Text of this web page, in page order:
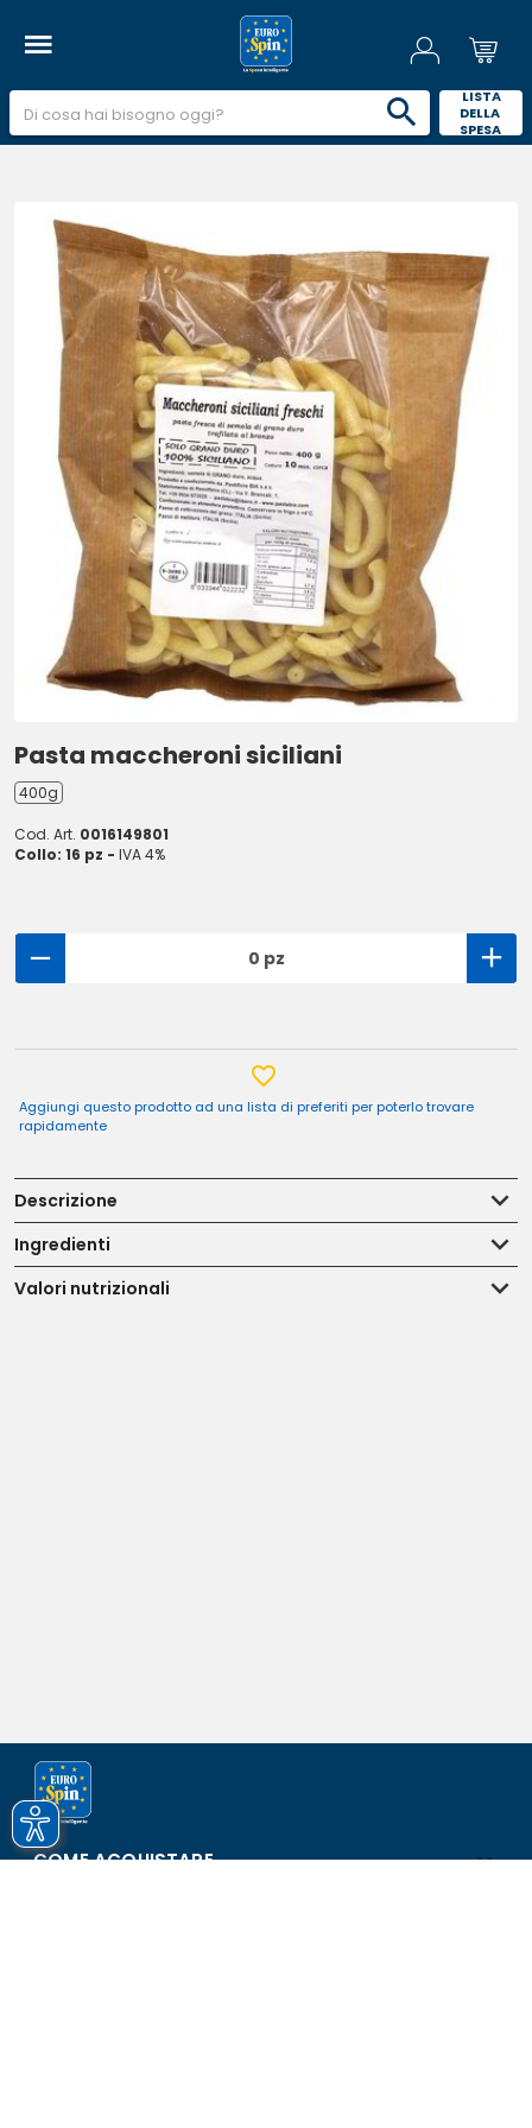
LISTA
DELLA
SPESA
Pasta maccheroni siciliani
400g
Cod. Art. 0016149801
Collo: 16 pz - IVA 4%
0 pz
Aggiungi questo prodotto ad una lista di preferiti per poterlo trovare
rapidamente
Descrizione
Ingredienti
Valori nutrizionali
COME ACQUISTARE